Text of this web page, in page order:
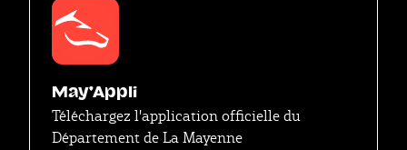
May'Appli
Téléchargez l'application officielle du
Département de La Mayenne